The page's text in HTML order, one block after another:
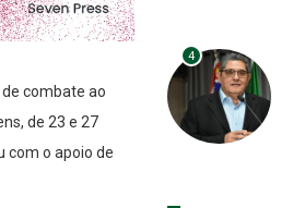
combate ao
de 23 e 27
com o apoio de
4